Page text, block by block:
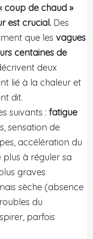
coup de chaud »
est crucial. Des
que les vagues
centaines de
deux
lié à la chaleur et
dit.
suivants : fatigue
sensation de
accélération du
à réguler sa
graves
sèche (absence
du
parfois